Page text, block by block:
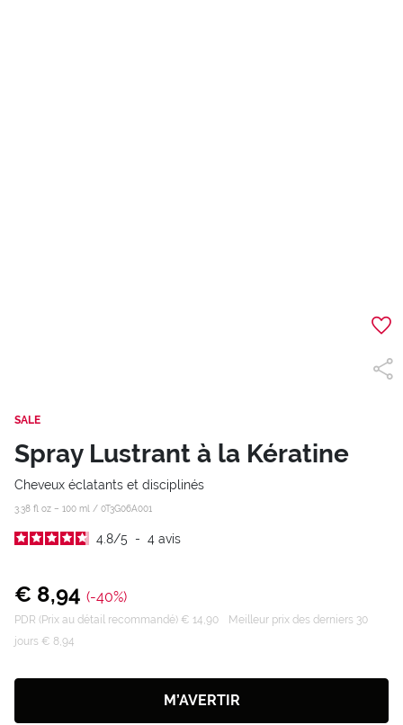
SALE
Spray Lustrant à la Kératine
Cheveux éclatants et disciplinés
3.38 fl oz – 100 ml / 0T3G06A001
4.8/5 - 4 avis
€ 8,94 (-40%)
PDR (Prix au détail recommandé) € 14,90
Meilleur prix des derniers 30
jours € 8,94
M’AVERTIR